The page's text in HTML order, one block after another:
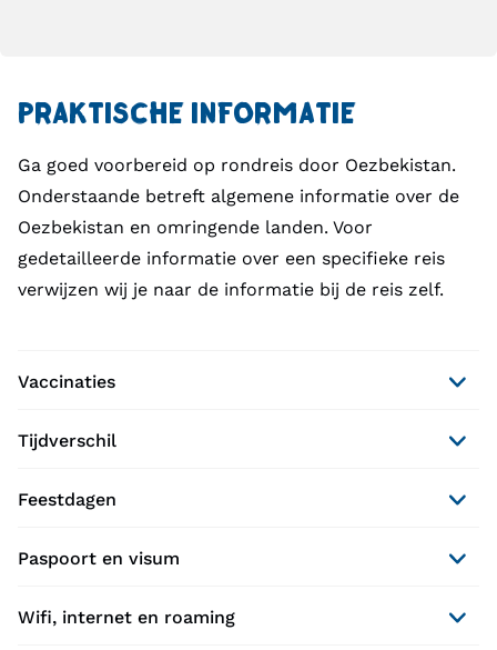
PRAKTISCHE INFORMATIE
Ga goed voorbereid op rondreis door Oezbekistan.
Onderstaande betreft algemene informatie over de
Oezbekistan en omringende landen. Voor
gedetailleerde informatie over een specifieke reis
verwijzen wij je naar de informatie bij de reis zelf.
Vaccinaties
Tijdverschil
Feestdagen
Paspoort en visum
Wifi, internet en roaming